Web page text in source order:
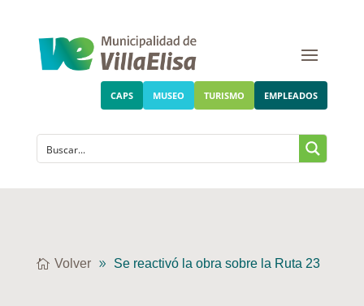
CAPS MUSEO TURISMO EMPLEADOS
Volver Se reactivó la obra sobre la Ruta 23